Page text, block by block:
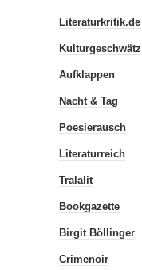
Literaturkritik.de
Kulturgeschwätz
Aufklappen
Nacht & Tag
Poesierausch
Literaturreich
Tralalit
Bookgazette
Birgit Böllinger
Crimenoir